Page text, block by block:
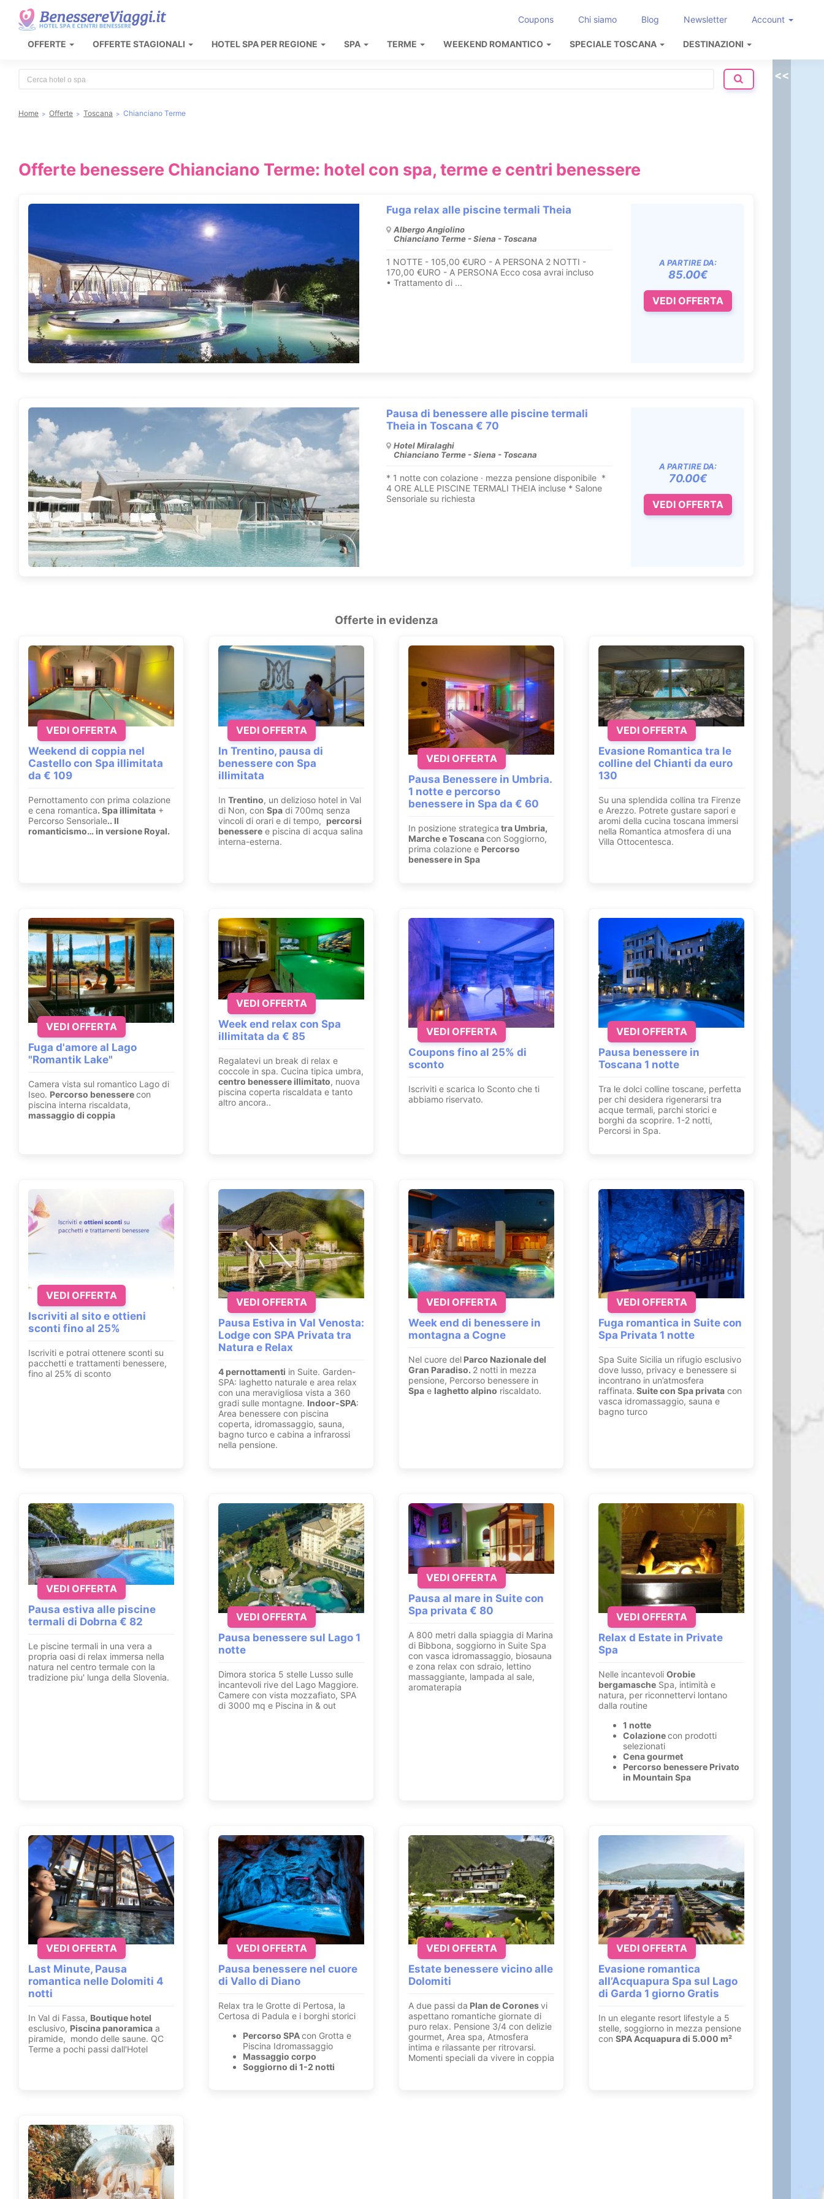
Coupons Chi siamo Blog Newsletter Account
OFFERTE OFFERTE STAGIONALI HOTEL SPA PER REGIONE SPA TERME WEEKEND ROMANTICO SPECIALE TOSCANA DESTINAZIONI
Home Offerte Toscana Chianciano Terme
Offerte benessere Chianciano Terme: hotel con spa, terme e centri benessere
Fuga relax alle piscine termali Theia
Albergo Angiolino
Chianciano Terme - Siena - Toscana
1 NOTTE - 105,00 €URO - A PERSONA 2 NOTTI -
170,00 €URO - A PERSONA Ecco cosa avrai incluso
• Trattamento di ...
A PARTIRE DA:
85.00€
VEDI OFFERTA
Pausa di benessere alle piscine termali
Theia in Toscana € 70
Hotel Miralaghi
Chianciano Terme - Siena - Toscana
* 1 notte con colazione · mezza pensione disponibile *
4 ORE ALLE PISCINE TERMALI THEIA incluse * Salone
Sensoriale su richiesta
A PARTIRE DA:
70.00€
VEDI OFFERTA
Offerte in evidenza
Weekend di coppia nel
Castello con Spa illimitata
da € 109
Pernottamento con prima colazione
e cena romantica. Spa illimitata +
Percorso Sensoriale.. Il
romanticismo… in versione Royal.
VEDI OFFERTA
In Trentino, pausa di
benessere con Spa
illimitata
In Trentino, un delizioso hotel in Val
di Non, con Spa di 700mq senza
vincoli di orari e di tempo, percorsi
benessere e piscina di acqua salina
interna-esterna.
VEDI OFFERTA
Pausa Benessere in Umbria.
1 notte e percorso
benessere in Spa da € 60
In posizione strategica tra Umbria,
Marche e Toscanacon Soggiorno,
prima colazione e Percorso
benessere in Spa
VEDI OFFERTA
Evasione Romantica tra le
colline del Chianti da euro
130
Su una splendida collina tra Firenze
e Arezzo. Potrete gustare sapori e
aromi della cucina toscana immersi
nella Romantica atmosfera di una
Villa Ottocentesca.
VEDI OFFERTA
Fuga d'amore al Lago
"Romantik Lake"
Camera vista sul romantico Lago di
Iseo. Percorso benesserecon
piscina interna riscaldata,
massaggio di coppia
VEDI OFFERTA
Week end relax con Spa
illimitata da € 85
Regalatevi un break di relax e
coccole in spa. Cucina tipica umbra,
centro benessere illimitato, nuova
piscina coperta riscaldata e tanto
altro ancora..
VEDI OFFERTA
Coupons fino al 25% di
sconto
Iscriviti e scarica lo Sconto che ti
abbiamo riservato.
VEDI OFFERTA
Pausa benessere in
Toscana 1 notte
Tra le dolci colline toscane, perfetta
per chi desidera rigenerarsi tra
acque termali, parchi storici e
borghi da scoprire. 1-2 notti,
Percorsi in Spa.
VEDI OFFERTA
Iscriviti al sito e ottieni
sconti fino al 25%
Iscriviti e potrai ottenere sconti su
pacchetti e trattamenti benessere,
fino al 25% di sconto
VEDI OFFERTA
Pausa Estiva in Val Venosta:
Lodge con SPA Privata tra
Natura e Relax
4 pernottamenti in Suite. Garden-
SPA: laghetto naturale e area relax
con una meravigliosa vista a 360
gradi sulle montagne. Indoor-SPA:
Area benessere con piscina
coperta, idromassaggio, sauna,
bagno turco e cabina a infrarossi
nella pensione.
VEDI OFFERTA
Week end di benessere in
montagna a Cogne
Nel cuore del Parco Nazionale del
Gran Paradiso. 2 notti in mezza
pensione, Percorso benessere in
Spa e laghetto alpino riscaldato.
VEDI OFFERTA
Fuga romantica in Suite con
Spa Privata 1 notte
Spa Suite Sicilia un rifugio esclusivo
dove lusso, privacy e benessere si
incontrano in un’atmosfera
raffinata. Suite con Spa privata con
vasca idromassaggio, sauna e
bagno turco
VEDI OFFERTA
Pausa estiva alle piscine
termali di Dobrna € 82
Le piscine termali in una vera a
propria oasi di relax immersa nella
natura nel centro termale con la
tradizione piu' lunga della Slovenia.
VEDI OFFERTA
Pausa benessere sul Lago 1
notte
Dimora storica 5 stelle Lusso sulle
incantevoli rive del Lago Maggiore.
Camere con vista mozzafiato, SPA
di 3000 mq e Piscina in & out
VEDI OFFERTA
Pausa al mare in Suite con
Spa privata € 80
A 800 metri dalla spiaggia di Marina
di Bibbona, soggiorno in Suite Spa
con vasca idromassaggio, biosauna
e zona relax con sdraio, lettino
massaggiante, lampada al sale,
aromaterapia
VEDI OFFERTA
Relax d Estate in Private
Spa
Nelle incantevoli Orobie
bergamasche Spa, intimità e
natura, per riconnettervi lontano
dalla routine
1 notte
Colazionecon prodotti
selezionati
Cena gourmet
Percorso benessere Privato
in Mountain Spa
VEDI OFFERTA
Last Minute, Pausa
romantica nelle Dolomiti 4
notti
In Val di Fassa, Boutique hotel
esclusivo, Piscina panoramica a
piramide, mondo delle saune. QC
Terme a pochi passi dall'Hotel
VEDI OFFERTA
Pausa benessere nel cuore
di Vallo di Diano
Relax tra le Grotte di Pertosa, la
Certosa di Padula e i borghi storici
Percorso SPAcon Grotta e
Piscina Idromassaggio
Massaggio corpo
Soggiorno di 1-2 notti
VEDI OFFERTA
Estate benessere vicino alle
Dolomiti
A due passi da Plan de Coronesvi
aspettano romantiche giornate di
puro relax. Pensione 3/4 con delizie
gourmet, Area spa, Atmosfera
intima e rilassante per ritrovarsi.
Momenti speciali da vivere in coppia
VEDI OFFERTA
Evasione romantica
all’Acquapura Spa sul Lago
di Garda 1 giorno Gratis
In un elegante resort lifestyle a 5
stelle, soggiorno in mezza pensione
con SPA Acquapura di 5.000 m²
VEDI OFFERTA
<<